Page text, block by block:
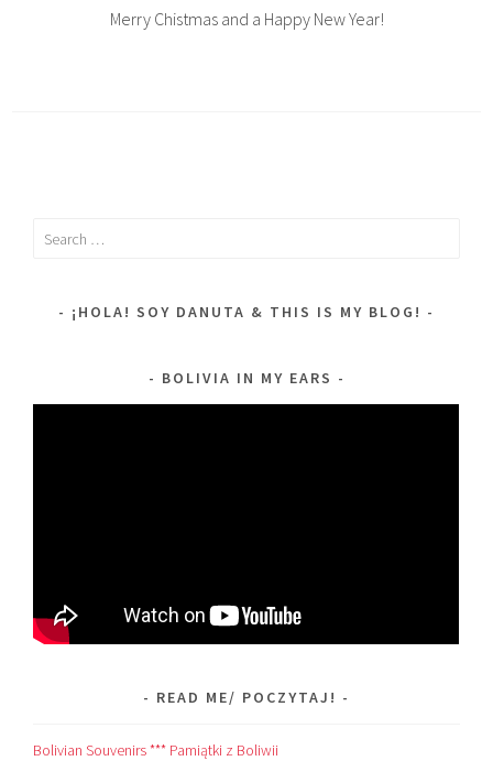
Merry Chistmas and a Happy New Year!
Search
¡HOLA! SOY DANUTA & THIS IS MY BLOG!
BOLIVIA IN MY EARS
READ ME/ POCZYTAJ!
Bolivian Souvenirs *** Pamiątki z Boliwii